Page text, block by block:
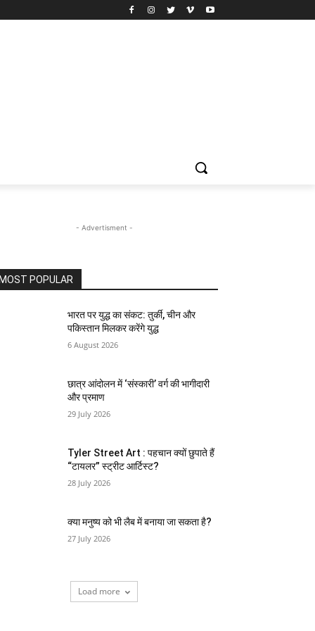
- Advertisment -
MOST POPULAR
भारत पर युद्ध का संकट: तुर्की, चीन और
पकिस्तान मिलकर करेंगे युद्ध
6 August 2026
छात्र आंदोलन में ‘संस्कारी’ वर्ग की भागीदारी
और प्रमाण
29 July 2026
Tyler Street Art : पहचान क्यों छुपाते हैं
“टायलर” स्ट्रीट आर्टिस्ट?
28 July 2026
क्या मनुष्य को भी लैब में बनाया जा सकता है?
27 July 2026
Load more